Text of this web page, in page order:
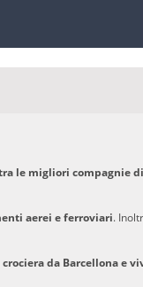
le migliori compagnie
aerei e ferroviari.
crociera da Barcellona e